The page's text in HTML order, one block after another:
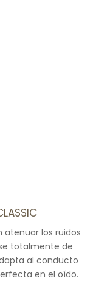
atenuar los ruidos
totalmente de
al conducto
en el oído.